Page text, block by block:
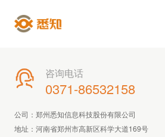
 咨询电话
0371-86532158
公司：郑州悉知信息科技股份有限公司
地址：河南省郑州市高新区科学大道169号